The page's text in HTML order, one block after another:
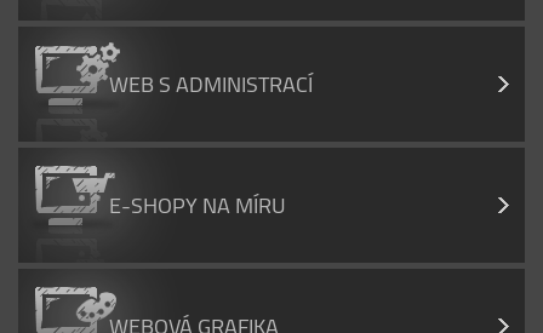
WEB S ADMINISTRACÍ
E-SHOPY NA MÍRU
WEBOVÁ GRAFIKA